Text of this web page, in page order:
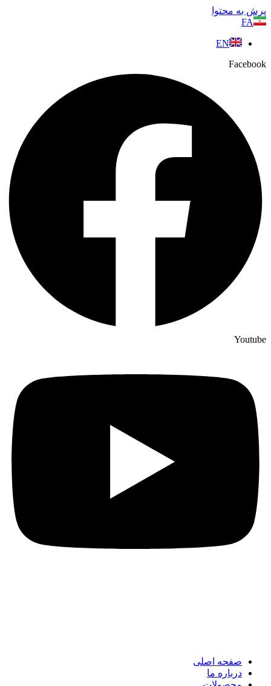
پرش به محتوا
FA
EN
Facebook
Youtube
صفحه اصلی
درباره ما